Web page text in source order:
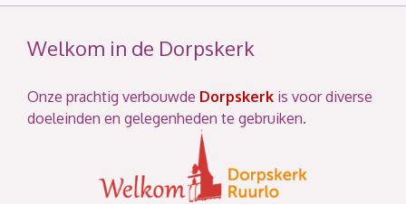
Welkom in de Dorpskerk
Onze prachtig verbouwde Dorpskerk is voor diverse
doeleinden en gelegenheden te gebruiken.